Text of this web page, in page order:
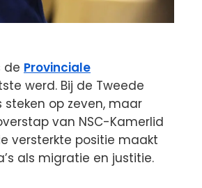
de Provinciale
werd. Bij de Tweede
op zeven, maar
van NSC-Kamerlid
versterkte positie maakt
als migratie en justitie.